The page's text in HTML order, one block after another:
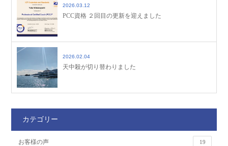
2026.03.12
PCC資格 ２回目の更新を迎えました
2026.02.04
天中殺が切り替わりました
カテゴリー
お客様の声 19